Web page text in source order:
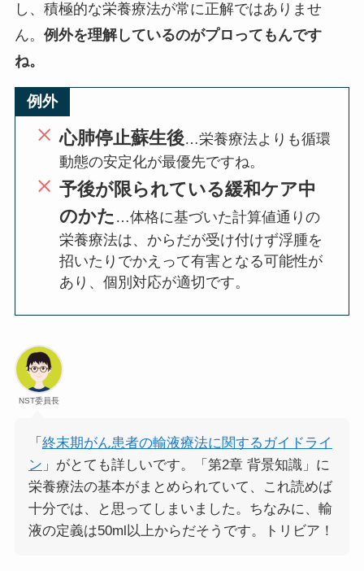
し、積極的な栄養療法が常に正解ではありませ
ん。 例外を理解しているのがプロってもんです
ね。
例外
心肺停止蘇生後…栄養療法よりも循環
動態の安定化が最優先ですね。
予後が限られている緩和ケア中
のかた …体格に基づいた計算値通りの
栄養療法は、からだが受け付けず浮腫を
招いたりでかえって有害となる可能性が
あり、個別対応が適切です。
NST委員長
「 終末期がん患者の輸液療法に関するガイドライ
ン 」がとても詳しいです。「第2章 背景知識」に
栄養療法の基本がまとめられていて、これ読めば
十分では、と思ってしまいました。ちなみに、輸
液の定義は50ml以上からだそうです。トリビア！